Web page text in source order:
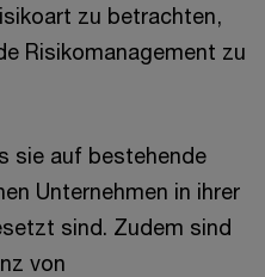
zu betrachten,
Risikomanagement zu
sie auf bestehende
Unternehmen in ihrer
sind. Zudem sind
von